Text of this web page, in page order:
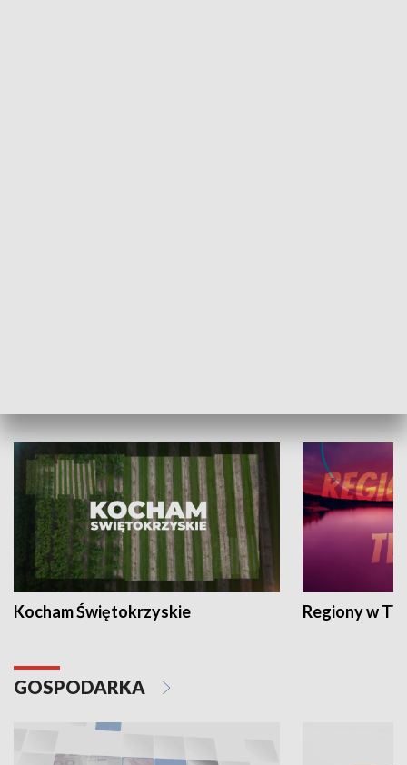
Kocham Świętokrzyskie Regiony w
GOSPODARKA